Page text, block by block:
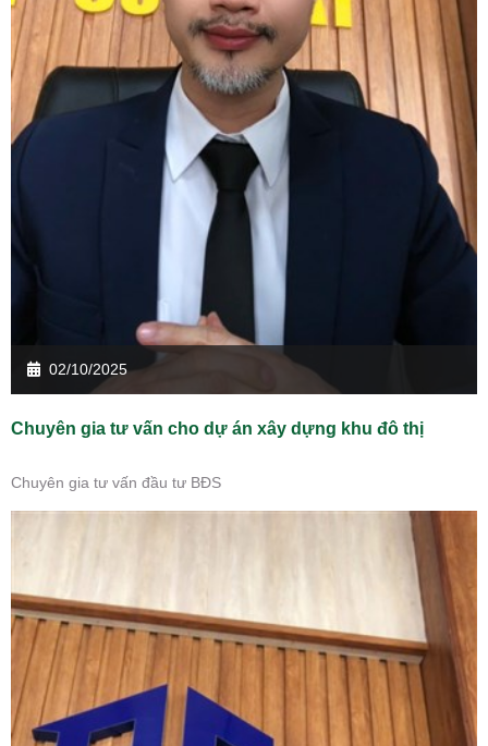
02/10/2025
Chuyên gia tư vấn cho dự án xây dựng khu đô thị
Chuyên gia tư vấn đầu tư BĐS